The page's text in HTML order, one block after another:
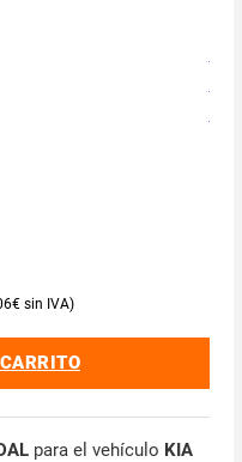
€
para el vehículo KIA